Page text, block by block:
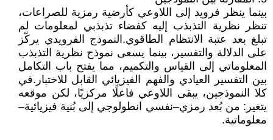
‎ بينما ينظر فرويد إلى اللاوعي كأرضية رمزية للصراعات،
تنظر نظرية التذبذب إليه كفضاء تذبذبي لمعلومات لم
تبلغ بعد عتبة الانتظام الطاقوي. النموذج الفرويدي يركّز
على الدلالة والتفسير، بينما يسعى نموذج نظرية التذبذب
المعلوماتي إلى القياس والتكميم، مما يفتح باب التكامل
بين التفسير العيادي والفهم الفيزيائي القابل للاختبار. في
كلا النموذجين، يبقى اللاوعي فاعلًا مركزيًا، لكن موقعه
يتغير: من بُعد رمزي–نفسي انطولوجي إلى بُنية فيزيائية–
معلوماتية.